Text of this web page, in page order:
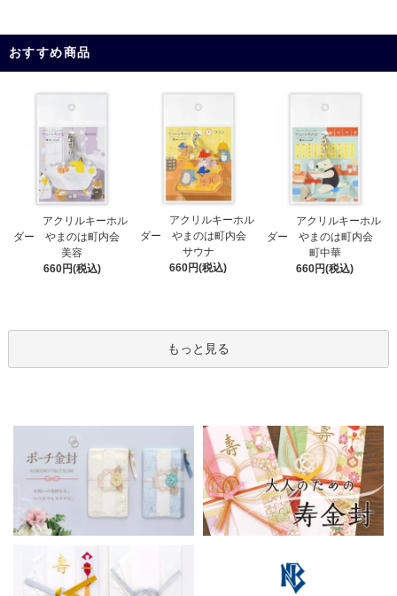
おすすめ商品
アクリルキーホル
ダー やまのは町内会
美容
660円(税込)
アクリルキーホル
ダー やまのは町内会
サウナ
660円(税込)
アクリルキーホル
ダー やまのは町内会
町中華
660円(税込)
もっと見る